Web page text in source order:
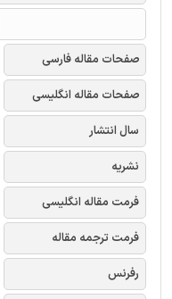
صفحات مقاله فارسی
صفحات مقاله انگلیسی
سال انتشار
نشریه
فرمت مقاله انگلیسی
فرمت ترجمه مقاله
رفرنس